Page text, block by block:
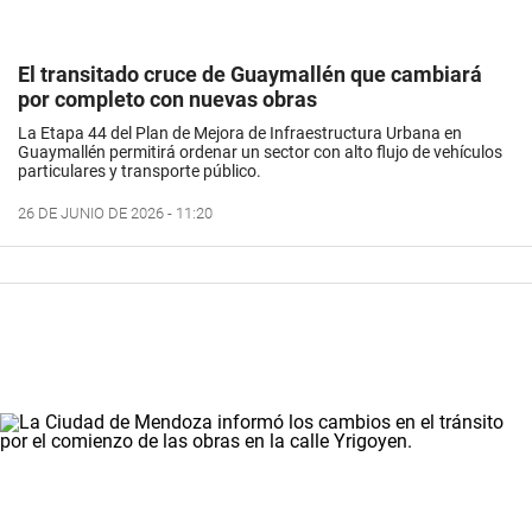
El transitado cruce de Guaymallén que cambiará
por completo con nuevas obras
La Etapa 44 del Plan de Mejora de Infraestructura Urbana en
Guaymallén permitirá ordenar un sector con alto flujo de vehículos
particulares y transporte público.
26 DE JUNIO DE 2026 - 11:20